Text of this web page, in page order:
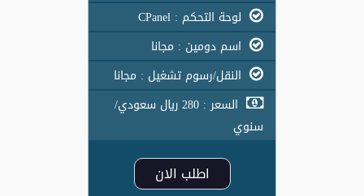
لوحة التحكم : CPanel
اسم دومين : مجانا
النقل/رسوم تشغيل : مجانا
السعر : 280 ريال سعودي/
سنوي
اطلب الان